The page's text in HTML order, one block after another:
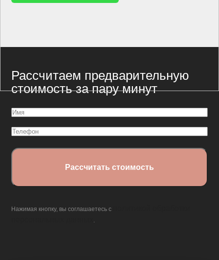
Рассчитаем предварительную
стоимость за пару минут
Имя
Телефон
Нажимая кнопку, вы соглашаетесь с